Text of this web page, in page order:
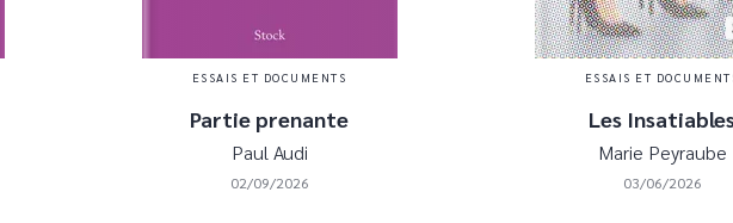
ESSAIS ET DOCUMENTS
Partie prenante
Paul Audi
02/09/2026
ESSAIS ET
Les
Marie Peyraube
03/06/2026